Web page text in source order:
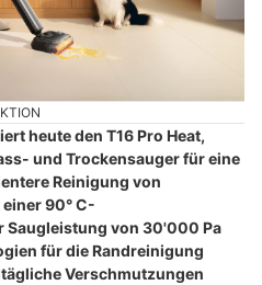
heute den T16 Pro Heat,
und Trockensauger für eine
Reinigung von
90° C-
Saugleistung von 30'000 Pa
für die Randreinigung
Verschmutzungen